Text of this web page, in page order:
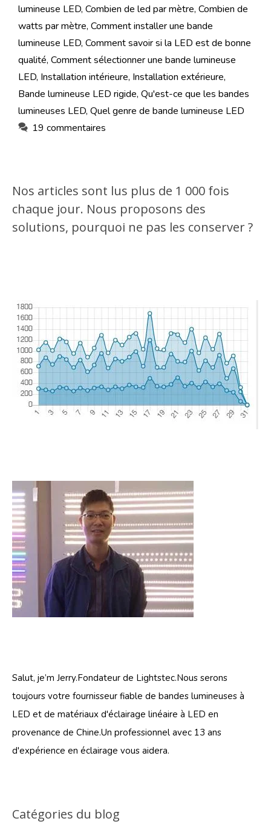
lumineuse LED, Combien de led par mètre, Combien de
watts par mètre, Comment installer une bande
lumineuse LED, Comment savoir si la LED est de bonne
qualité, Comment sélectionner une bande lumineuse
LED, Installation intérieure, Installation extérieure,
Bande lumineuse LED rigide, Qu'est-ce que les bandes
lumineuses LED, Quel genre de bande lumineuse LED
19 commentaires
Nos articles sont lus plus de 1 000 fois
chaque jour. Nous proposons des
solutions, pourquoi ne pas les conserver ?
Salut, je’m Jerry.Fondateur de Lightstec.Nous serons
toujours votre fournisseur fiable de bandes lumineuses à
LED et de matériaux d'éclairage linéaire à LED en
provenance de Chine.Un professionnel avec 13 ans
d'expérience en éclairage vous aidera.
Catégories du blog